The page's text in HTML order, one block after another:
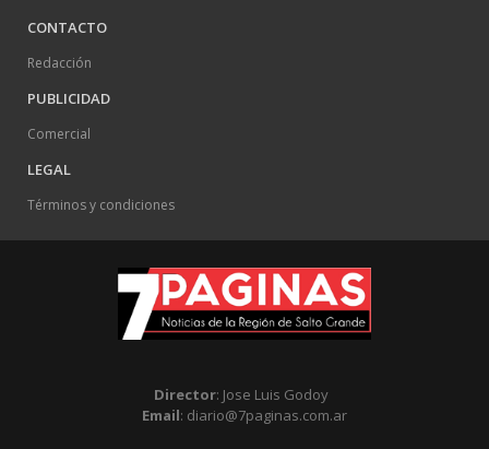
CONTACTO
Redacción
PUBLICIDAD
Comercial
LEGAL
Términos y condiciones
Director: Jose Luis Godoy
Email: diario@7paginas.com.ar